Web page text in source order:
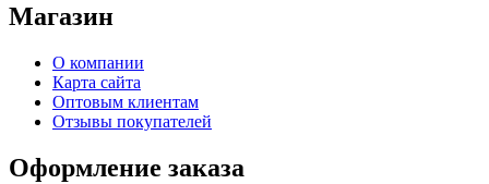
Магазин
О компании
Карта сайта
Оптовым клиентам
Отзывы покупателей
Оформление заказа